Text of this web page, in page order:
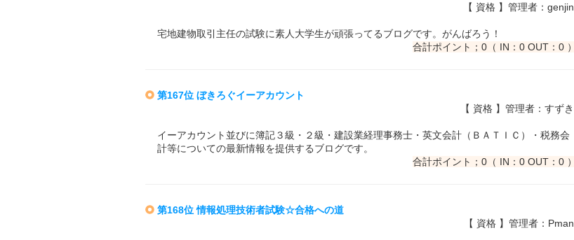
【 資格 】管理者：genjin
宅地建物取引主任の試験に素人大学生が頑張ってるブログです。がんばろう！
合計ポイント；0（ IN：0 OUT：0 ）
第167位 ぼきろぐイーアカウント
【 資格 】管理者：すずき
イーアカウント並びに簿記３級・２級・建設業経理事務士・英文会計（ＢＡＴＩＣ）・税務会
計等についての最新情報を提供するブログです。
合計ポイント；0（ IN：0 OUT：0 ）
第168位 情報処理技術者試験☆合格への道
【 資格 】管理者：Pman